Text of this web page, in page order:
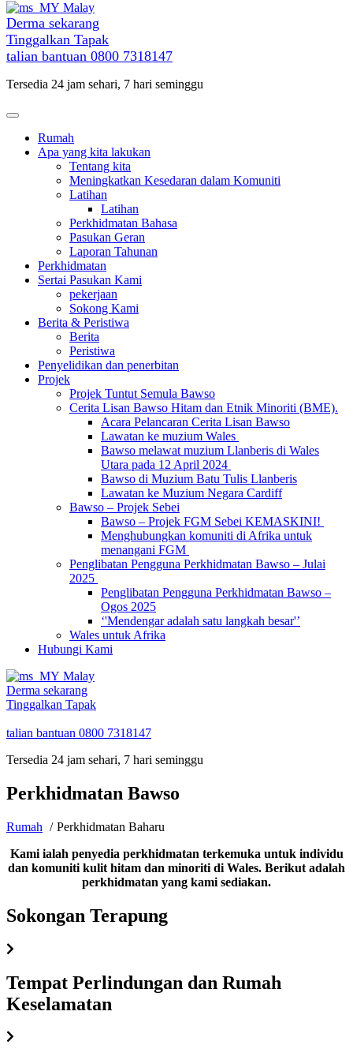
Malay
Derma sekarang
Tinggalkan Tapak
talian bantuan 0800 7318147
Tersedia 24 jam sehari, 7 hari seminggu
Rumah
Apa yang kita lakukan
Tentang kita
Meningkatkan Kesedaran dalam Komuniti
Latihan
Latihan
Perkhidmatan Bahasa
Pasukan Geran
Laporan Tahunan
Perkhidmatan
Sertai Pasukan Kami
pekerjaan
Sokong Kami
Berita & Peristiwa
Berita
Peristiwa
Penyelidikan dan penerbitan
Projek
Projek Tuntut Semula Bawso
Cerita Lisan Bawso Hitam dan Etnik Minoriti (BME).
Acara Pelancaran Cerita Lisan Bawso
Lawatan ke muzium Wales
Bawso melawat muzium Llanberis di Wales
Utara pada 12 April 2024
Bawso di Muzium Batu Tulis Llanberis
Lawatan ke Muzium Negara Cardiff
Bawso – Projek Sebei
Bawso – Projek FGM Sebei KEMASKINI!
Menghubungkan komuniti di Afrika untuk
menangani FGM
Penglibatan Pengguna Perkhidmatan Bawso – Julai
2025
Penglibatan Pengguna Perkhidmatan Bawso –
Ogos 2025
‘'Mendengar adalah satu langkah besar'’
Wales untuk Afrika
Hubungi Kami
Malay
Derma sekarang
Tinggalkan Tapak
talian bantuan 0800 7318147
Tersedia 24 jam sehari, 7 hari seminggu
Perkhidmatan Bawso
Rumah
Perkhidmatan Baharu
Kami ialah penyedia perkhidmatan terkemuka untuk individu
dan komuniti kulit hitam dan minoriti di Wales. Berikut adalah
perkhidmatan yang kami sediakan.
Sokongan Terapung
Tempat Perlindungan dan Rumah
Keselamatan